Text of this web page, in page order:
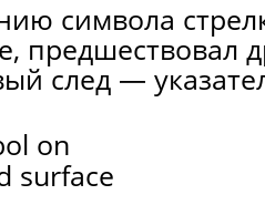
символа
предшествовал
след —